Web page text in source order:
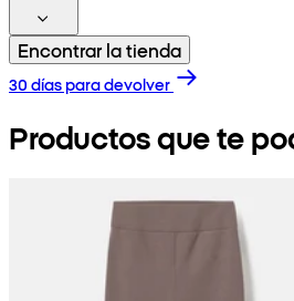
Encontrar la tienda
30 días para devolver
Productos que te